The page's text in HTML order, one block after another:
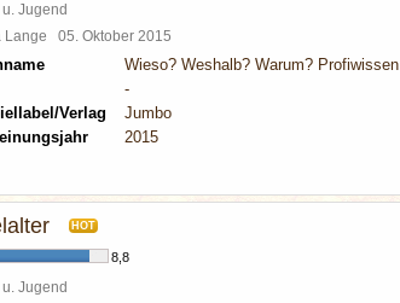
Jugend
Lange 05. Oktober 2015
Wieso? Weshalb? Warum? Profiwissen
-
Verlag
Jumbo
2015
HOT
8,8
Jugend